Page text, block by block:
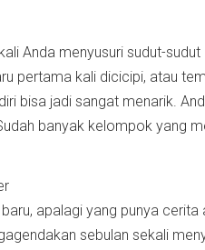
Anda menyusuri sudut-
pertama kali dicicipi, atau
bisa jadi sangat menarik.
banyak kelompok yang
baru, apalagi yang punya
sebulan sekali